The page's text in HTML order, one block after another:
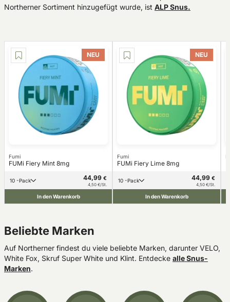
Northerner Sortiment hinzugefügt wurde, ist ALP Snus.
NEU
Fumi
FUMi Fiery Mint 8mg
10 -Pack 44,99 €
4,50 €/St.
In den Warenkorb
NEU
Fumi
FUMi Fiery Lime 8mg
10 -Pack 44,99 €
4,50 €/St.
In den Warenkorb
Beliebte Marken
Auf Northerner findest du viele beliebte Marken, darunter VELO,
White Fox, Skruf Super White und Klint. Entdecke alle Snus-
Marken.